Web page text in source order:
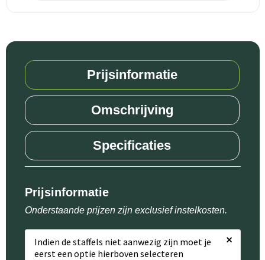
Prijsinformatie
Omschrijving
Specificaties
Prijsinformatie
Onderstaande prijzen zijn exclusief instelkosten.
Indien de staffels niet aanwezig zijn moet je
eerst een optie hierboven selecteren
×